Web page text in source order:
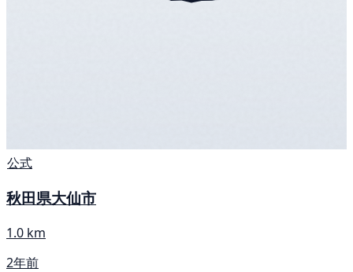
公式
秋田県大仙市
1.0 km
2年前